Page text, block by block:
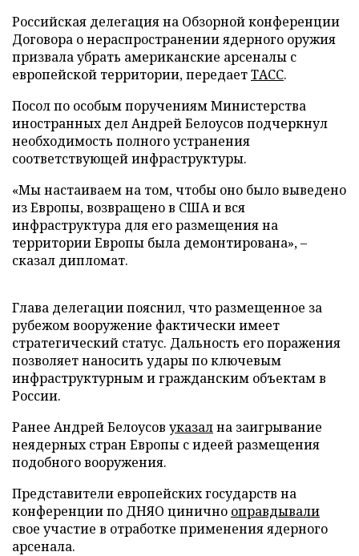
Российская делегация на Обзорной конференции
Договора о нераспространении ядерного оружия
призвала убрать американские арсеналы с
европейской территории, передаетТАСС.
Посол по особым поручениям Министерства
иностранных дел Андрей Белоусов подчеркнул
необходимость полного устранения
соответствующей инфраструктуры.
«Мы настаиваем на том, чтобы оно было выведено
из Европы, возвращено в США и вся
инфраструктура для его размещения на
территории Европы была демонтирована», –
сказал дипломат.
Глава делегации пояснил, что размещенное за
рубежом вооружение фактически имеет
стратегический статус. Дальность его поражения
позволяет наносить удары по ключевым
инфраструктурным и гражданским объектам в
России.
Ранее Андрей Белоусов указална заигрывание
неядерных стран Европы с идеей размещения
подобного вооружения.
Представители европейских государств на
конференции по ДНЯО цинично оправдывали
свое участие в отработке применения ядерного
арсенала.